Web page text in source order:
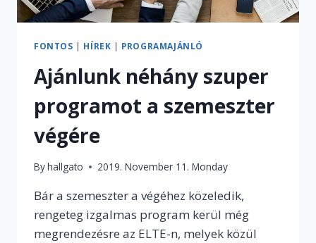
FONTOS | HÍREK | PROGRAMAJÁNLÓ
Ajánlunk néhány szuper
programot a szemeszter
végére
Byhallgato 2019. November 11. Monday
Bár a szemeszter a végéhez közeledik,
rengeteg izgalmas program kerül még
megrendezésre az ELTE-n, melyek közül